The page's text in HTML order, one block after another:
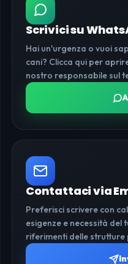
Scrivici su
Hai un'urgenza o vuoi
cani? Clicca qui per
nostro responsabile sul
Contattaci via
Preferisci scrivere con
esigenze e necessità del
riferimenti delle strutture